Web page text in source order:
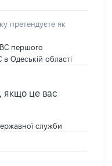
претендуєте як
першого
Одеській області
якщо це вас
служби